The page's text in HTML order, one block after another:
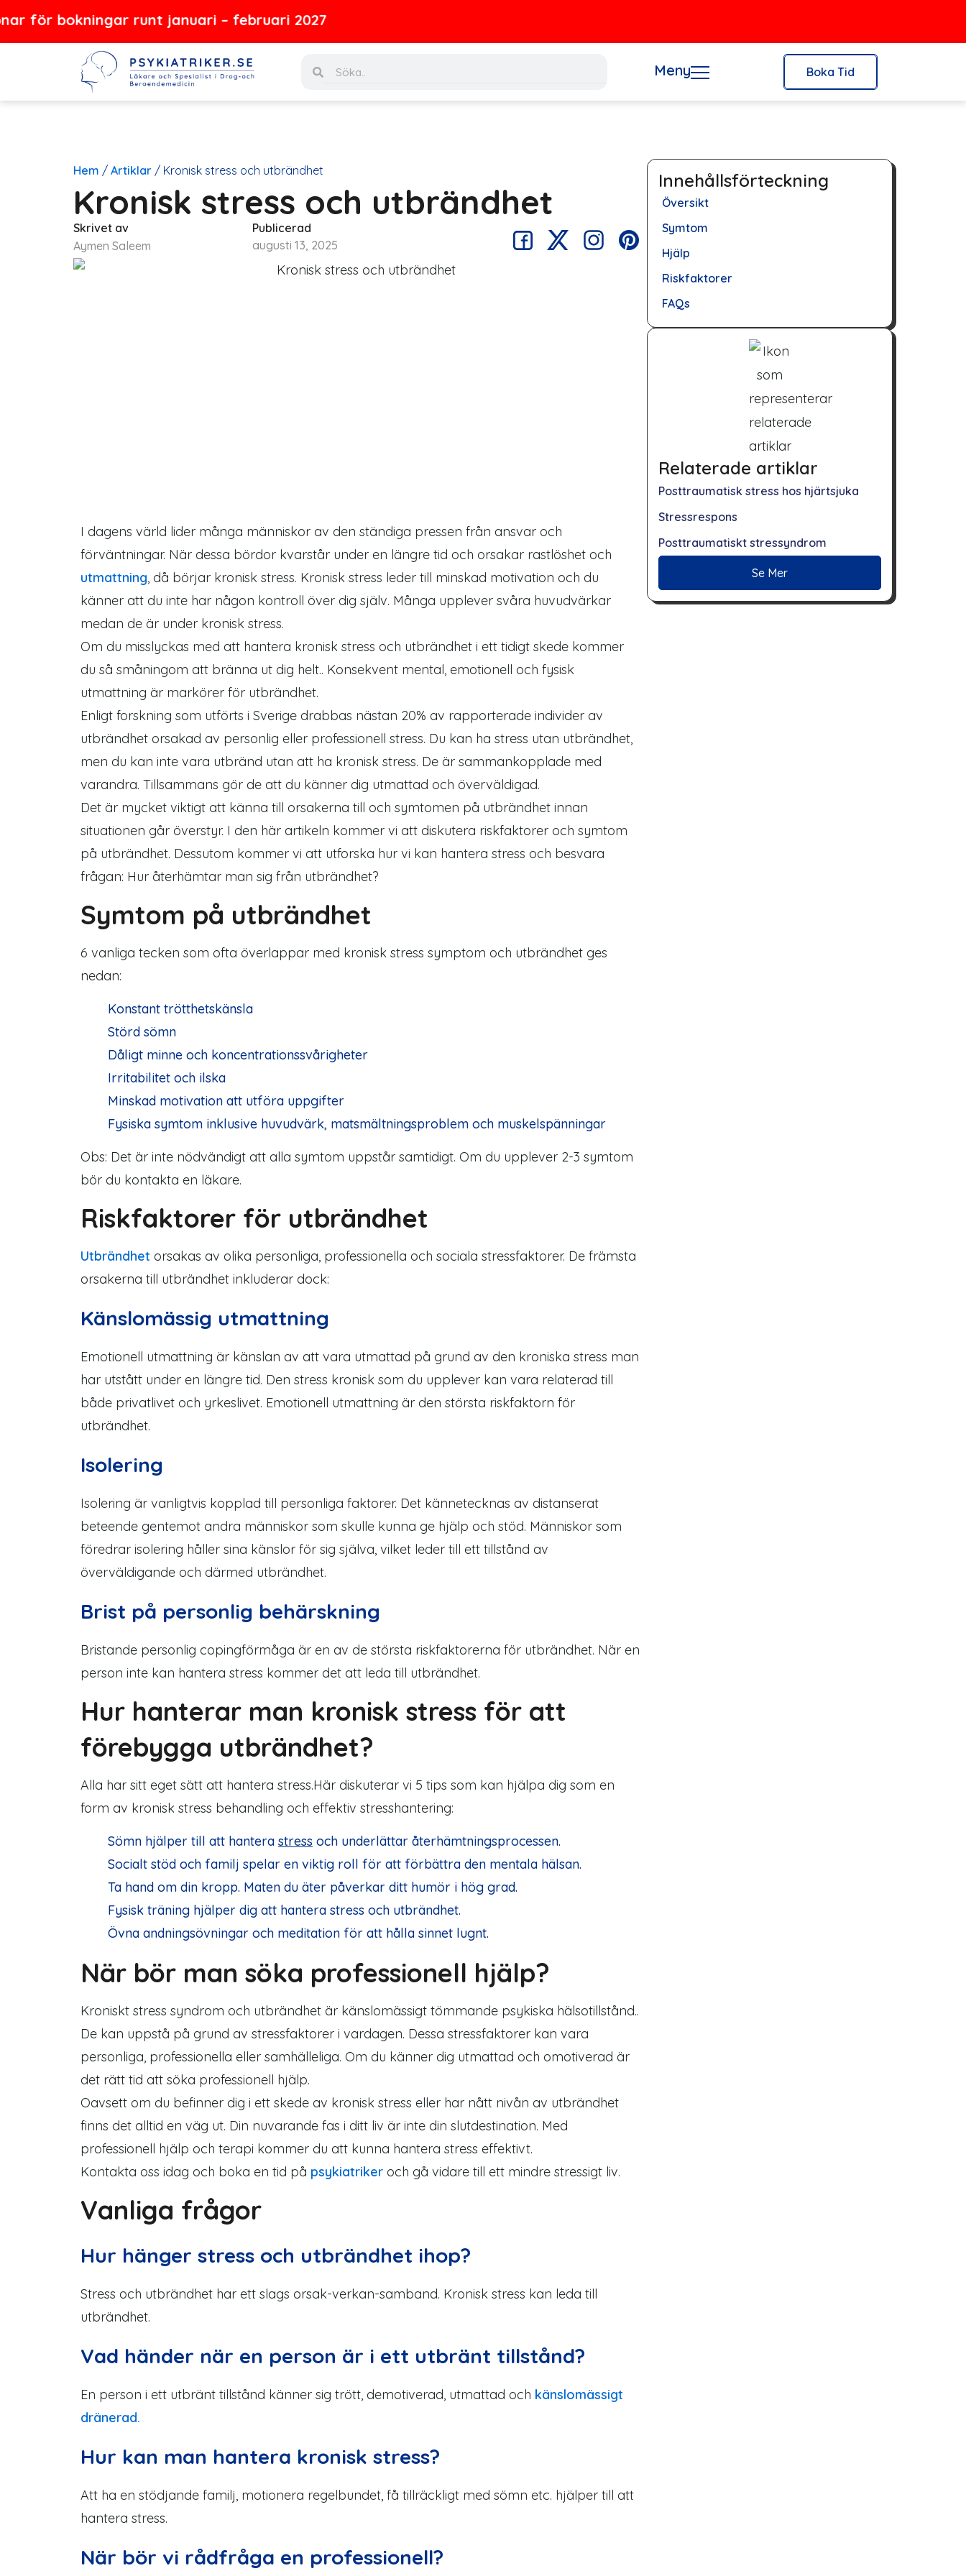
runt januari – februari 2027
Hoppa
Meny Boka Tid
Hem / Artiklar / Kronisk stress och utbrändhet
Kronisk stress och utbrändhet
Skrivet av
Aymen Saleem
Publicerad
augusti 13, 2025
I dagens värld lider många människor av den ständiga pressen från ansvar och
förväntningar. När dessa bördor kvarstår under en längre tid och orsakar rastlöshet och
utmattning, då börjar kronisk stress. Kronisk stress leder till minskad motivation och du
känner att du inte har någon kontroll över dig själv. Många upplever svåra huvudvärkar
medan de är under kronisk stress.
Om du misslyckas med att hantera kronisk stress och utbrändhet i ett tidigt skede kommer
du så småningom att bränna ut dig helt.. Konsekvent mental, emotionell och fysisk
utmattning är markörer för utbrändhet.
Enligt forskning som utförts i Sverige drabbas nästan 20% av rapporterade individer av
utbrändhet orsakad av personlig eller professionell stress. Du kan ha stress utan utbrändhet,
men du kan inte vara utbränd utan att ha kronisk stress. De är sammankopplade med
varandra. Tillsammans gör de att du känner dig utmattad och överväldigad.
Det är mycket viktigt att känna till orsakerna till och symtomen på utbrändhet innan
situationen går överstyr. I den här artikeln kommer vi att diskutera riskfaktorer och symtom
på utbrändhet. Dessutom kommer vi att utforska hur vi kan hantera stress och besvara
frågan: Hur återhämtar man sig från utbrändhet?
Symtom på utbrändhet
6 vanliga tecken som ofta överlappar med kronisk stress symptom och utbrändhet ges
nedan:
Konstant trötthetskänsla
Störd sömn
Dåligt minne och koncentrationssvårigheter
Irritabilitet och ilska
Minskad motivation att utföra uppgifter
Fysiska symtom inklusive huvudvärk, matsmältningsproblem och muskelspänningar
Obs: Det är inte nödvändigt att alla symtom uppstår samtidigt. Om du upplever 2-3 symtom
bör du kontakta en läkare.
Riskfaktorer för utbrändhet
Utbrändhet orsakas av olika personliga, professionella och sociala stressfaktorer. De främsta
orsakerna till utbrändhet inkluderar dock:
Känslomässig utmattning
Emotionell utmattning är känslan av att vara utmattad på grund av den kroniska stress man
har utstått under en längre tid. Den stress kronisk som du upplever kan vara relaterad till
både privatlivet och yrkeslivet. Emotionell utmattning är den största riskfaktorn för
utbrändhet.
Isolering
Isolering är vanligtvis kopplad till personliga faktorer. Det kännetecknas av distanserat
beteende gentemot andra människor som skulle kunna ge hjälp och stöd. Människor som
föredrar isolering håller sina känslor för sig själva, vilket leder till ett tillstånd av
överväldigande och därmed utbrändhet.
Brist på personlig behärskning
Bristande personlig copingförmåga är en av de största riskfaktorerna för utbrändhet. När en
person inte kan hantera stress kommer det att leda till utbrändhet.
Hur hanterar man kronisk stress för att
förebygga utbrändhet?
Alla har sitt eget sätt att hantera stress.Här diskuterar vi 5 tips som kan hjälpa dig som en
form av kronisk stress behandling och effektiv stresshantering:
Sömn hjälper till att hantera stress och underlättar återhämtningsprocessen.
Socialt stöd och familj spelar en viktig roll för att förbättra den mentala hälsan.
Ta hand om din kropp. Maten du äter påverkar ditt humör i hög grad.
Fysisk träning hjälper dig att hantera stress och utbrändhet.
Övna andningsövningar och meditation för att hålla sinnet lugnt.
När bör man söka professionell hjälp?
Kroniskt stress syndrom och utbrändhet är känslomässigt tömmande psykiska hälsotillstånd..
De kan uppstå på grund av stressfaktorer i vardagen. Dessa stressfaktorer kan vara
personliga, professionella eller samhälleliga. Om du känner dig utmattad och omotiverad är
det rätt tid att söka professionell hjälp.
Oavsett om du befinner dig i ett skede av kronisk stress eller har nått nivån av utbrändhet
finns det alltid en väg ut. Din nuvarande fas i ditt liv är inte din slutdestination. Med
professionell hjälp och terapi kommer du att kunna hantera stress effektivt.
Kontakta oss idag och boka en tid på psykiatriker och gå vidare till ett mindre stressigt liv.
Vanliga frågor
Hur hänger stress och utbrändhet ihop?
Stress och utbrändhet har ett slags orsak-verkan-samband. Kronisk stress kan leda till
utbrändhet.
Vad händer när en person är i ett utbränt tillstånd?
En person i ett utbränt tillstånd känner sig trött, demotiverad, utmattad och känslomässigt
dränerad.
Hur kan man hantera kronisk stress?
Att ha en stödjande familj, motionera regelbundet, få tillräckligt med sömn etc. hjälper till att
hantera stress.
När bör vi rådfråga en professionell?
Innehållsförteckning
Översikt
Symtom
Hjälp
Riskfaktorer
FAQs
Relaterade artiklar
Posttraumatisk stress hos hjärtsjuka
Stressrespons
Posttraumatiskt stressyndrom
Se Mer